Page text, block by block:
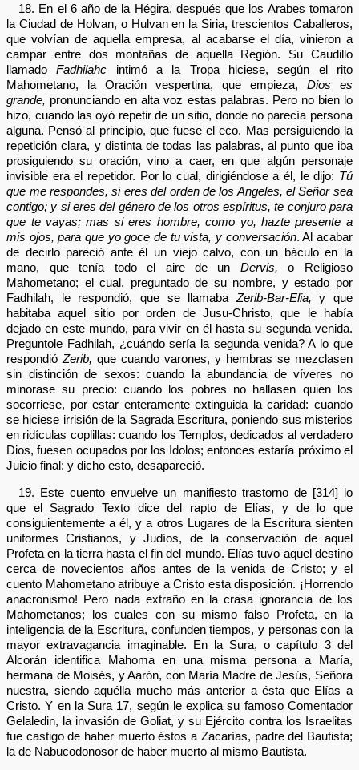
18. En el 6 año de la Hégira, después que los Arabes tomaron
la Ciudad de Holvan, o Hulvan en la Siria, trescientos Caballeros,
que volvían de aquella empresa, al acabarse el día, vinieron a
campar entre dos montañas de aquella Región. Su Caudillo
llamadoFadhilahc intimó a la Tropa hiciese, según el rito
Mahometano, la Oración vespertina, que empieza, Dios es
grande, pronunciando en alta voz estas palabras. Pero no bien lo
hizo, cuando las oyó repetir de un sitio, donde no parecía persona
alguna. Pensó al principio, que fuese el eco. Mas persiguiendo la
repetición clara, y distinta de todas las palabras, al punto que iba
prosiguiendo su oración, vino a caer, en que algún personaje
invisible era el repetidor. Por lo cual, dirigiéndose a él, le dijo: Tú
que me respondes, si eres del orden de los Angeles, el Señor sea
contigo; y si eres del género de los otros espíritus, te conjuro para
que te vayas; mas si eres hombre, como yo, hazte presente a
mis ojos, para que yo goce de tu vista, y conversación. Al acabar
de decirlo pareció ante él un viejo calvo, con un báculo en la
mano, que tenía todo el aire de un Dervis, o Religioso
Mahometano; el cual, preguntado de su nombre, y estado por
Fadhilah, le respondió, que se llamaba Zerib-Bar-Elia, y que
habitaba aquel sitio por orden de Jusu-Christo, que le había
dejado en este mundo, para vivir en él hasta su segunda venida.
Preguntole Fadhilah, ¿cuándo sería la segunda venida? A lo que
respondióZerib, que cuando varones, y hembras se mezclasen
sin distinción de sexos: cuando la abundancia de víveres no
minorase su precio: cuando los pobres no hallasen quien los
socorriese, por estar enteramente extinguida la caridad: cuando
se hiciese irrisión de la Sagrada Escritura, poniendo sus misterios
en ridículas coplillas: cuando los Templos, dedicados al verdadero
Dios, fuesen ocupados por los Idolos; entonces estaría próximo el
Juicio final: y dicho esto, desapareció.
19. Este cuento envuelve un manifiesto trastorno de [314] lo
que el Sagrado Texto dice del rapto de Elías, y de lo que
consiguientemente a él, y a otros Lugares de la Escritura sienten
uniformes Cristianos, y Judíos, de la conservación de aquel
Profeta en la tierra hasta el fin del mundo. Elías tuvo aquel destino
cerca de novecientos años antes de la venida de Cristo; y el
cuento Mahometano atribuye a Cristo esta disposición. ¡Horrendo
anacronismo! Pero nada extraño en la crasa ignorancia de los
Mahometanos; los cuales con su mismo falso Profeta, en la
inteligencia de la Escritura, confunden tiempos, y personas con la
mayor extravagancia imaginable. En la Sura, o capítulo 3 del
Alcorán identifica Mahoma en una misma persona a María,
hermana de Moisés, y Aarón, con María Madre de Jesús, Señora
nuestra, siendo aquélla mucho más anterior a ésta que Elías a
Cristo. Y en la Sura 17, según le explica su famoso Comentador
Gelaledin, la invasión de Goliat, y su Ejército contra los Israelitas
fue castigo de haber muerto éstos a Zacarías, padre del Bautista;
la de Nabucodonosor de haber muerto al mismo Bautista.